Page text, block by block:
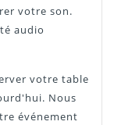
votre son.
audio
votre table
Nous
événement